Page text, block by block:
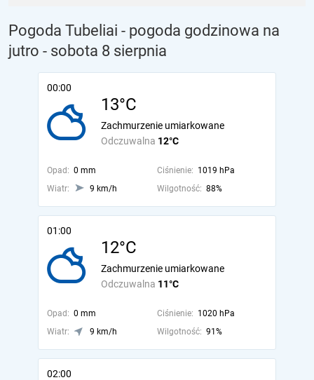
Pogoda Tubeliai - pogoda godzinowa na
jutro - sobota 8 sierpnia
00:00
13°C
Odczuwalna 12°C
Zachmurzenie umiarkowane
Opad: 0 mm Ciśnienie: 1019 hPa
Wiatr:
9 km/h Wilgotność: 88%
01:00
12°C
Odczuwalna 11°C
Zachmurzenie umiarkowane
Opad: 0 mm Ciśnienie: 1020 hPa
Wiatr:
9 km/h Wilgotność: 91%
02:00